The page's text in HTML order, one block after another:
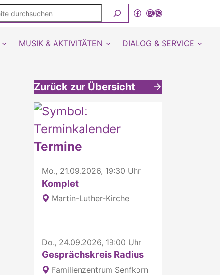
Facebook
Instagram
WhatsApp Kanal von detmold-lutherisch
MUSIK & AKTIVITÄTEN DIALOG & SERVICE
Zurück zur Übersicht
Weitere interessante Inhalte
Termine
Mo., 21.09.2026, 19:30 Uhr
Komplet
Martin-Luther-Kirche
Do., 24.09.2026, 19:00 Uhr
Gesprächskreis Radius
Familienzentrum Senfkorn